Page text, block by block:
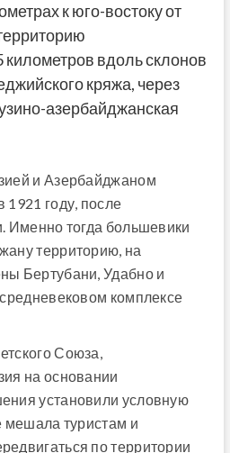
к юго-востоку от
вдоль склонов
кряжа, через
азербайджанская
и Азербайджаном
1921 году, после
Именно тогда большевики
территорию, на
Бертубани, Удабно и
комплексе
Союза,
на основании
установили условную
мешала туристам и
по территории